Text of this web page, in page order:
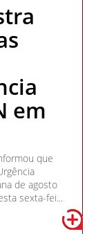
em
que
de agosto
sexta-fei...